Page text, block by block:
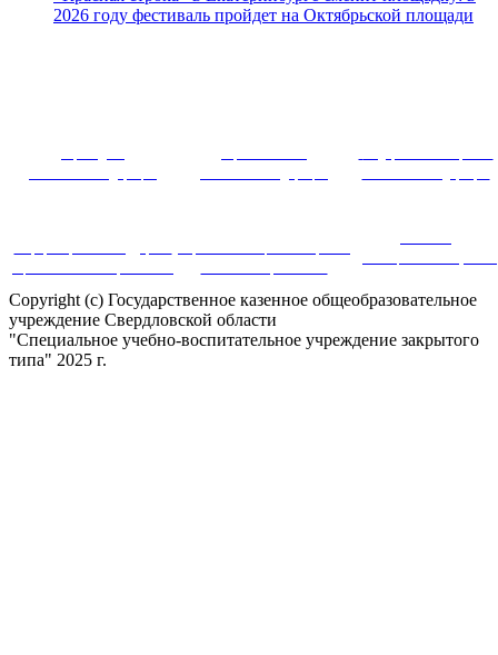
2026 году фестиваль пройдет на Октябрьской площади
Copyright (c) Государственное казенное общеобразовательное
учреждение Свердловской области
"Специальное учебно-воспитательное учреждение закрытого
типа" 2025 г.